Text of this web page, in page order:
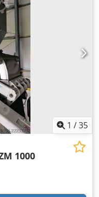
fabricación: 1981 -
CE: No - Peso
financiera IVA: El
Régimen de recargo
Entrega y
en cualquier
del sector industrial.
1 /35
1000